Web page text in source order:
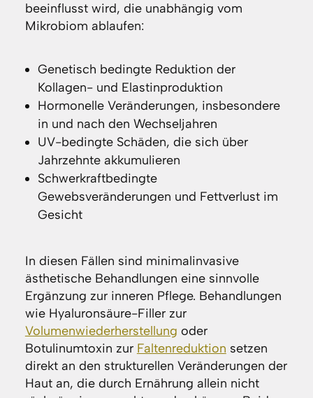
beeinflusst wird, die unabhängig vom
Mikrobiom ablaufen:
Genetisch bedingte Reduktion der
Kollagen- und Elastinproduktion
Hormonelle Veränderungen, insbesondere
in und nach den Wechseljahren
UV-bedingte Schäden, die sich über
Jahrzehnte akkumulieren
Schwerkraftbedingte
Gewebsveränderungen und Fettverlust im
Gesicht
In diesen Fällen sind minimalinvasive
ästhetische Behandlungen eine sinnvolle
Ergänzung zur inneren Pflege. Behandlungen
wie Hyaluronsäure-Filler zur
Volumenwiederherstellung oder
Botulinumtoxin zur Faltenreduktion setzen
direkt an den strukturellen Veränderungen der
Haut an, die durch Ernährung allein nicht